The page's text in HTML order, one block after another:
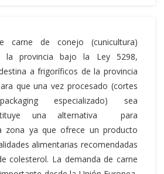
carne de conejo (cunicultura)
la provincia bajo la Ley 5298,
a frigoríficos de la provincia
que una vez procesado (cortes
especializado) sea
una alternativa para
zona ya que ofrece un producto
alimentarias recomendadas
colesterol. La demanda de carne